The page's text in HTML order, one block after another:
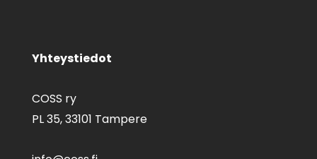
Yhteystiedot
COSS ry
PL 35,33101 Tampere